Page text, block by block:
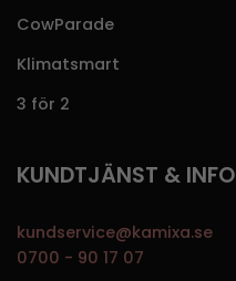
CowParade
Klimatsmart
3 för 2
KUNDTJÄNST & INFO
kundservice@kamixa.se
0700 - 90 17 07